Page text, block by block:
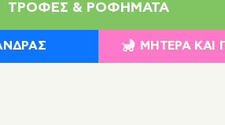
ΤΡΟΦΈΣ & ΡΟΦΉΜΑΤΑ
ΜΗΤΈΡΑ ΚΑΙ